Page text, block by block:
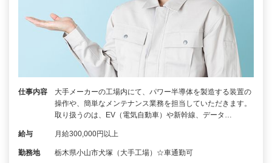
仕事内容
大手メーカーの工場内にて、パワー半導体を製造する装置の
操作や、簡単なメンテナンス業務を担当していただきます。
取り扱うのは、EV（電気自動車）や新幹線、データ…
給与 月給300,000円以上
勤務地 栃木県小山市犬塚（大手工場）☆車通勤可